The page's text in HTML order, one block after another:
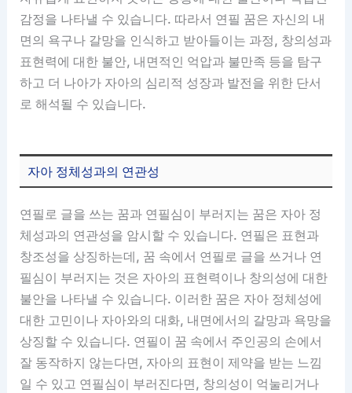
감정을 나타낼 수 있습니다. 따라서 연필 꿈은 자신의 내
면의 욕구나 갈망을 인식하고 받아들이는 과정, 창의성과
표현력에 대한 불안, 내면적인 억압과 불만족 등을 탐구
하고 더 나아가 자아의 심리적 성장과 발전을 위한 단서
로 해석될 수 있습니다.
자아 정체성과의 연관성
연필로 글을 쓰는 꿈과 연필심이 부러지는 꿈은 자아 정
체성과의 연관성을 암시할 수 있습니다. 연필은 표현과
창조성을 상징하는데, 꿈 속에서 연필로 글을 쓰거나 연
필심이 부러지는 것은 자아의 표현력이나 창의성에 대한
불안을 나타낼 수 있습니다. 이러한 꿈은 자아 정체성에
대한 고민이나 자아와의 대화, 내면에서의 갈망과 욕망을
상징할 수 있습니다. 연필이 꿈 속에서 주인공의 손에서
잘 동작하지 않는다면, 자아의 표현이 제약을 받는 느낌
일 수 있고 연필심이 부러진다면, 창의성이 억눌리거나